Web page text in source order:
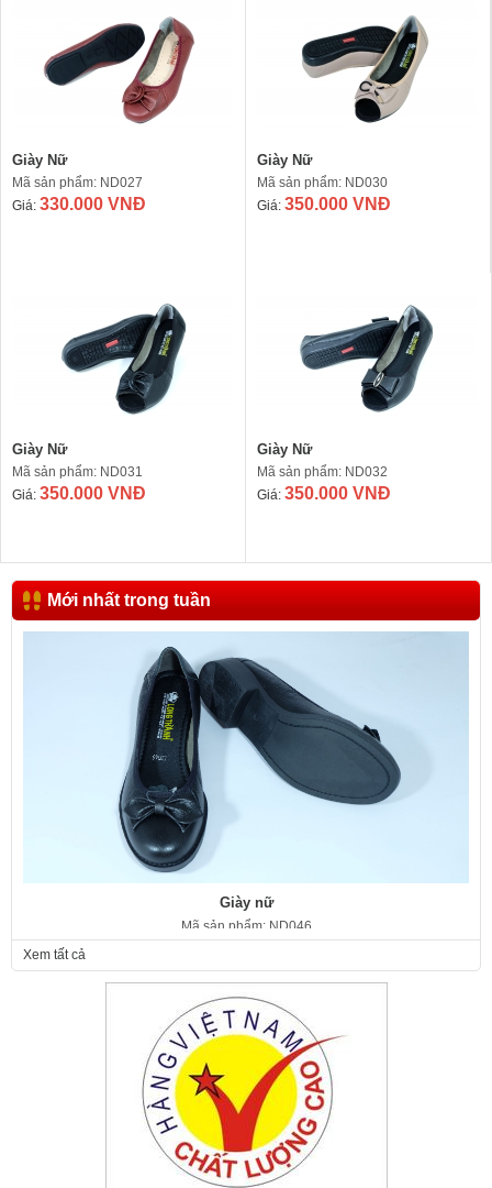
Giày Nữ
Mã sản phẩm: ND027
Giá: 330.000 VNĐ
Giày Nữ
Mã sản phẩm: ND030
Giá: 350.000 VNĐ
Giày Nữ
Mã sản phẩm: ND031
Giá: 350.000 VNĐ
Giày Nữ
Mã sản phẩm: ND032
Giá: 350.000 VNĐ
Mới nhất trong tuần
Giày nữ
Mã sản phẩm: ND046
Xem tất cả